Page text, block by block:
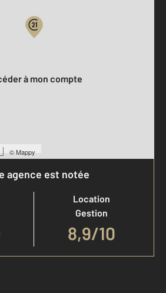
©Mappy
à mon compte
agence est notée
Location
Gestion
8,9/10